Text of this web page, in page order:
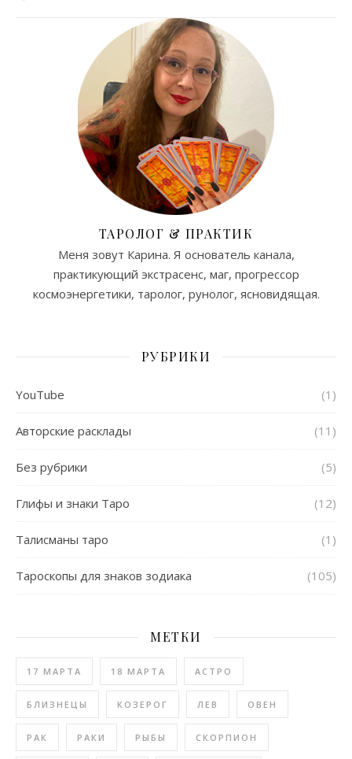
ТАРОЛОГ & ПРАКТИК
Меня зовут Карина. Я основатель канала,
практикующий экстрасенс, маг, прогрессор
космоэнергетики, таролог, рунолог, ясновидящая.
РУБРИКИ
YouTube (1)
Авторские расклады (11)
Без рубрики (5)
Глифы и знаки Таро (12)
Талисманы таро (1)
Тароскопы для знаков зодиака (105)
МЕТКИ
17 МАРТА 18 МАРТА АСТРО
БЛИЗНЕЦЫ КОЗЕРОГ ЛЕВ ОВЕН
РАК РАКИ РЫБЫ СКОРПИОН